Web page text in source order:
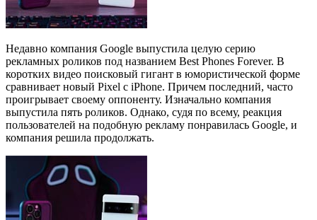
Недавно компания Google выпустила целую серию
рекламных роликов под названием Best Phones Forever. В
коротких видео поисковый гигант в юмористической форме
сравнивает новый Pixel c iPhone. Причем последний, часто
проигрывает своему оппоненту. Изначально компания
выпустила пять роликов. Однако, судя по всему, реакция
пользователей на подобную рекламу понравилась Google, и
компания решила продолжать.